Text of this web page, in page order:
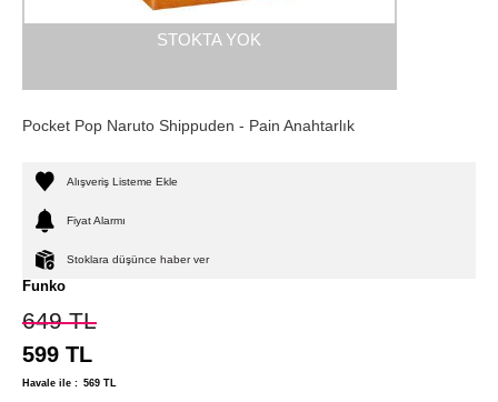
STOKTA YOK
Pocket Pop Naruto Shippuden - Pain Anahtarlık
Alışveriş Listeme Ekle
Fiyat Alarmı
Stoklara düşünce haber ver
Funko
649TL
599 TL
Havale ile : TL
569